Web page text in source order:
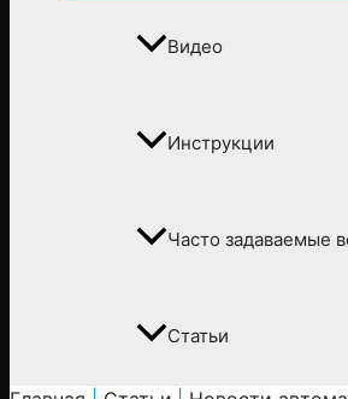
Видео
Инструкции
Часто задаваемые
Статьи